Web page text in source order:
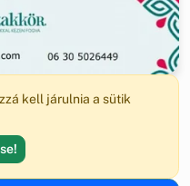
kell járulnia a sütik